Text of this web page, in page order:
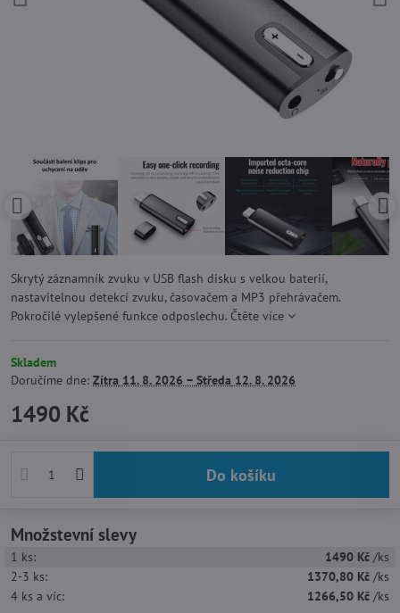
Skrytý záznamník zvuku v USB flash disku s velkou baterií,
nastavitelnou detekcí zvuku, časovačem a MP3 přehrávačem.
Pokročilé vylepšené funkce odposlechu. Čtěte více
Skladem
Doručíme dne: Zítra 11. 8. 2026 − Středa 12. 8. 2026
1490 Kč
Do košíku
Množstevní slevy
1 ks: 1490 Kč /ks
2-3 ks: 1370,80 Kč /ks
4 ks a víc: 1266,50 Kč /ks